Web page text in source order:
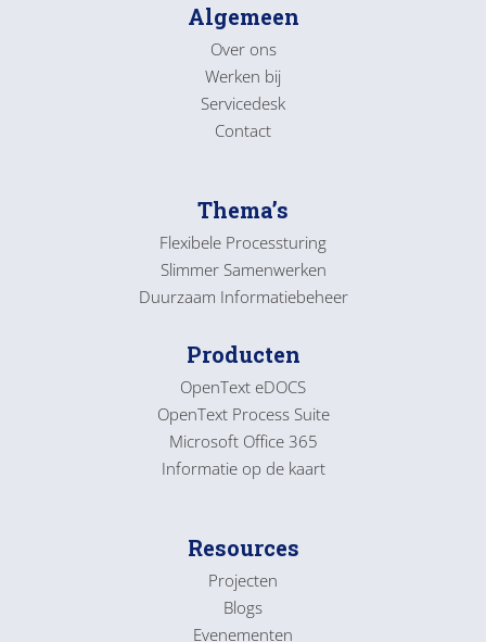
Algemeen
Over ons
Werken bij
Servicedesk
Contact
Thema’s
Flexibele Processturing
Slimmer Samenwerken
Duurzaam Informatiebeheer
Producten
OpenText eDOCS
OpenText Process Suite
Microsoft Office 365
Informatie op de kaart
Resources
Projecten
Blogs
Evenementen